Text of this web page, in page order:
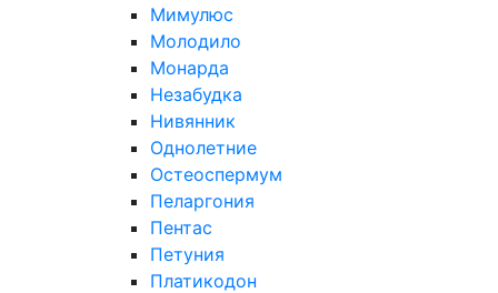
Мимулюс
Молодило
Монарда
Незабудка
Нивянник
Однолетние
Остеоспермум
Пеларгония
Пентас
Петуния
Платикодон